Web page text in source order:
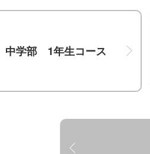
中学部 1年生コース